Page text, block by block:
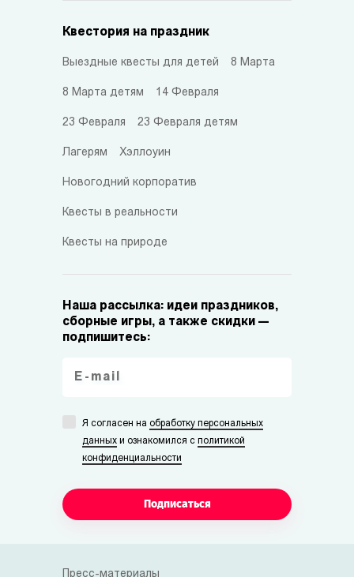
Квестория на праздник
Выездные квесты для детей 8 Марта
8 Марта детям 14 Февраля
23 Февраля 23 Февраля детям
Лагерям Хэллоуин
Новогодний корпоратив
Квесты в реальности
Квесты на природе
Наша рассылка: идеи праздников,
сборные игры, а также скидки —
подпишитесь:
Я согласен на обработку персональных
данных и ознакомился с политикой
конфиденциальности
Подписаться
Пресс-материалы